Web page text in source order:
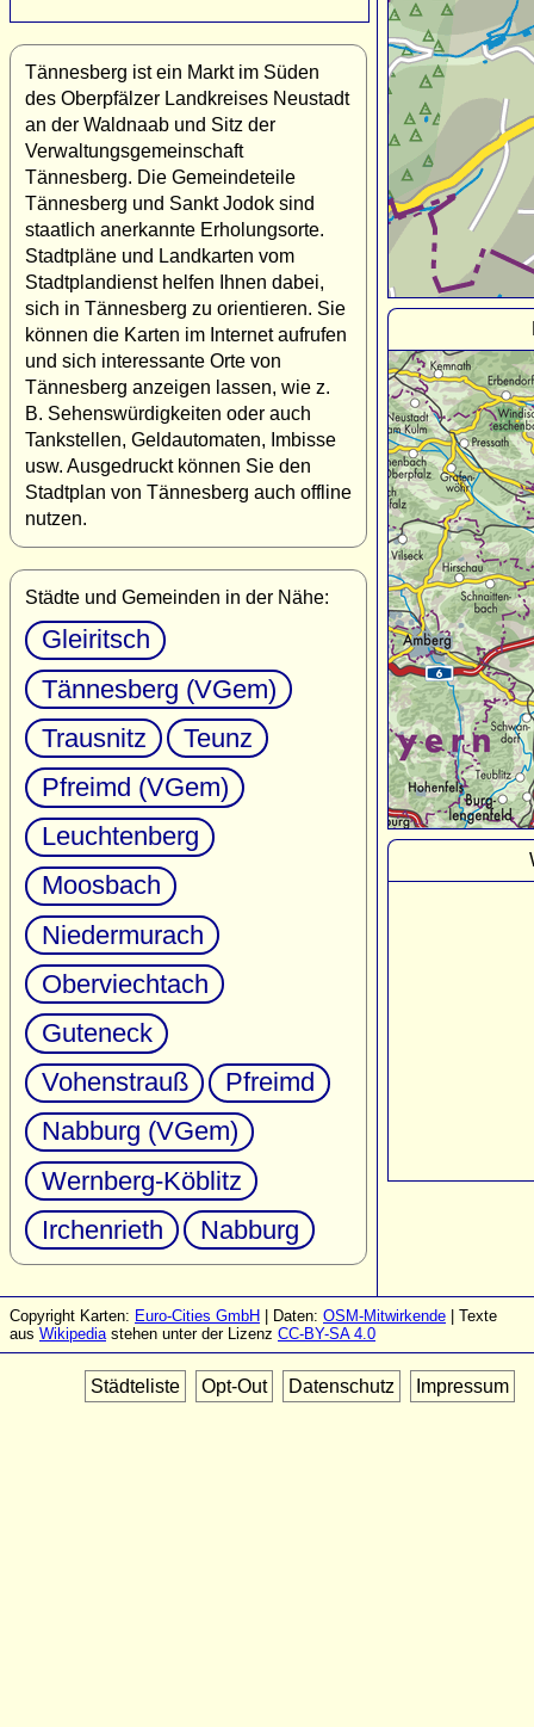
Tännesberg ist ein Markt im Süden
des Oberpfälzer Landkreises Neustadt
an der Waldnaab und Sitz der
Verwaltungsgemeinschaft
Tännesberg. Die Gemeindeteile
Tännesberg und Sankt Jodok sind
staatlich anerkannte Erholungsorte.
Stadtpläne und Landkarten vom
Stadtplandienst helfen Ihnen dabei,
sich in Tännesberg zu orientieren. Sie
können die Karten im Internet aufrufen
und sich interessante Orte von
Tännesberg anzeigen lassen, wie z.
B. Sehenswürdigkeiten oder auch
Tankstellen, Geldautomaten, Imbisse
usw. Ausgedruckt können Sie den
Stadtplan von Tännesberg auch offline
nutzen.
Städte und Gemeinden in der Nähe:
Gleiritsch
Tännesberg (VGem)
Trausnitz
Teunz
Pfreimd (VGem)
Leuchtenberg
Moosbach
Niedermurach
Oberviechtach
Guteneck
Vohenstrauß
Pfreimd
Nabburg (VGem)
Wernberg-Köblitz
Irchenrieth
Nabburg
Copyright Karten: Euro-Cities GmbH | Daten: OSM-Mitwirkende | Texte
aus Wikipediastehen unter der Lizenz CC-BY-SA 4.0
Städteliste Opt-Out Datenschutz Impressum